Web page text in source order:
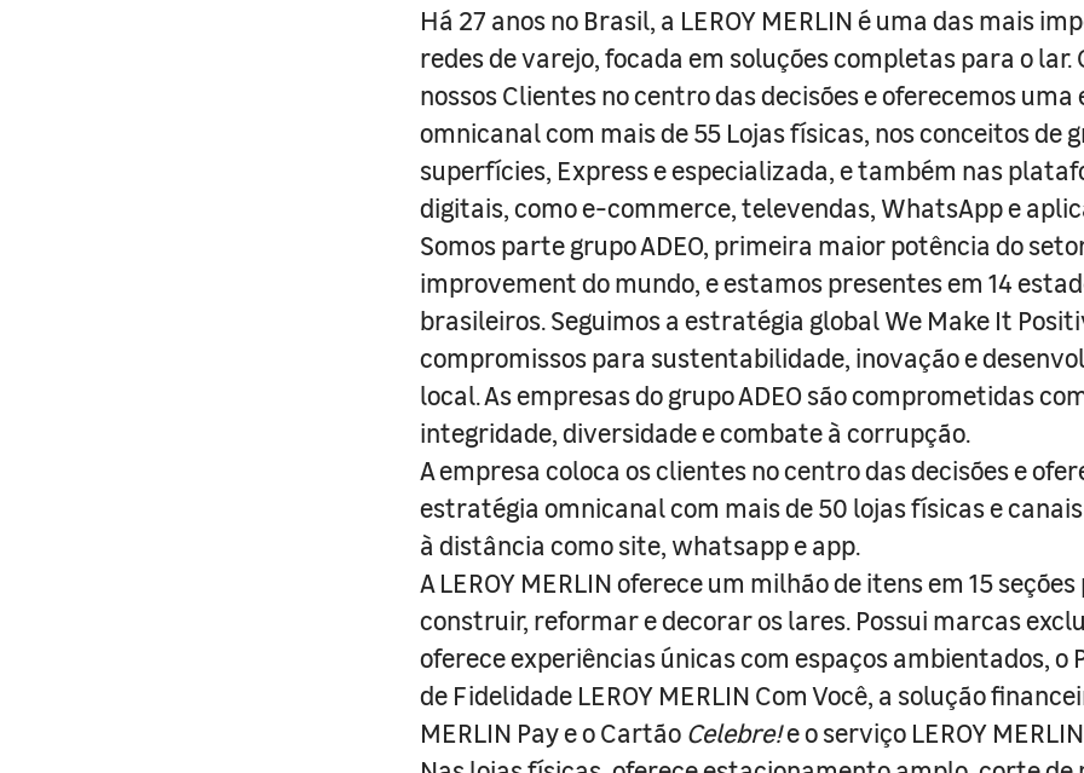
Há 27 anos no Brasil, a LEROY MERLIN é uma das mais
redes de varejo, focada em soluções completas para o lar.
nossos Clientes no centro das decisões e oferecemos
omnicanal com mais de 55 Lojas físicas, nos conceitos de
superfícies, Express e especializada, e também nas
digitais, como e-commerce, televendas, WhatsApp e
Somos parte grupo ADEO, primeira maior potência do
improvement do mundo, e estamos presentes em 14
brasileiros. Seguimos a estratégia global We Make It
compromissos para sustentabilidade, inovação e
local. As empresas do grupo ADEO são comprometidas
integridade, diversidade e combate à corrupção.
A empresa coloca os clientes no centro das decisões e
estratégia omnicanal com mais de 50 lojas físicas e
à distância como site, whatsapp e app.
A LEROY MERLIN oferece um milhão de itens em 15
construir, reformar e decorar os lares. Possui marcas
oferece experiências únicas com espaços ambientados, o
de Fidelidade LEROY MERLIN Com Você, a solução
MERLIN Pay e o Cartão Celebre!e o serviço LEROY